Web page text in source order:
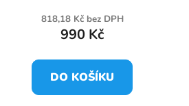
818,18 Kč bez DPH
990 Kč
DO KOŠÍKU